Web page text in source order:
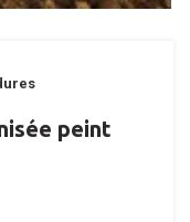
peint